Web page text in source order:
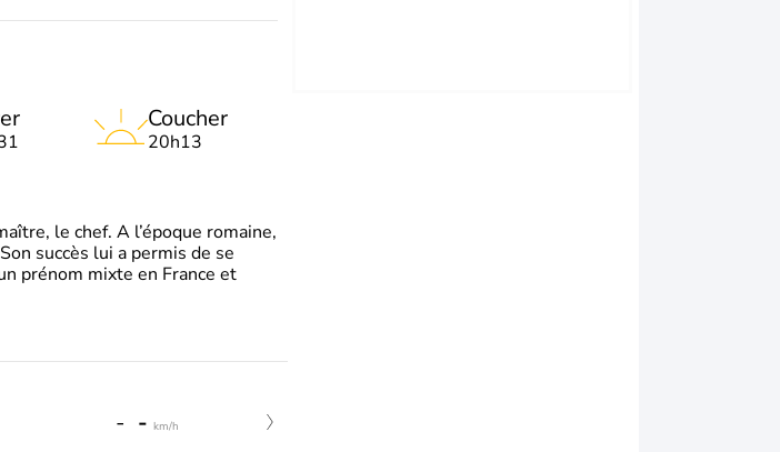
Coucher
20h13
le chef. A l’époque romaine,
succès lui a permis de se
prénom mixte en France et
- - km/h